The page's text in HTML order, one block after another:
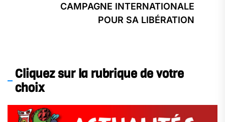
CAMPAGNE INTERNATIONALE
POUR SA LIBÉRATION
Cliquez sur la rubrique de votre
choix